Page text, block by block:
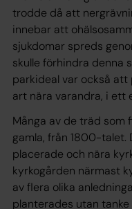
trodde då att
innebar att
sjukdomar spreds
skulle förhindra denna
parkideal var också
art nära varandra, i ett
Många av de träd som
gamla, från 1800-
placerade och nära
kyrkogården närmast
av flera olika
planterades utan